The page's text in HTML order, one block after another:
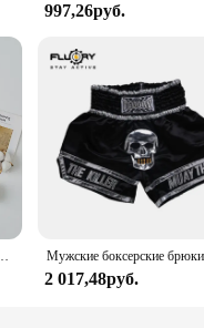
997,26руб.
платье на бретелях 100-155 см, гимнастический купальник для девочек, одежда
2 017,48руб.